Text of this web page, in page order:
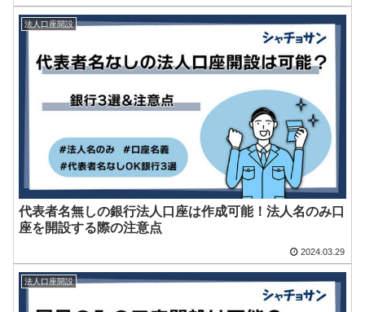
法人口座開設
代表者名無しの銀行法人口座は作成可能！法人名のみ口
座を開設する際の注意点
2024.03.29
法人口座開設